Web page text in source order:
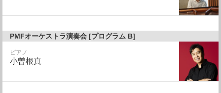
PMFオーケストラ演奏会 [プログラム B]
ピアノ
小曽根真